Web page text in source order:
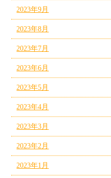
2023年9月
2023年8月
2023年7月
2023年6月
2023年5月
2023年4月
2023年3月
2023年2月
2023年1月